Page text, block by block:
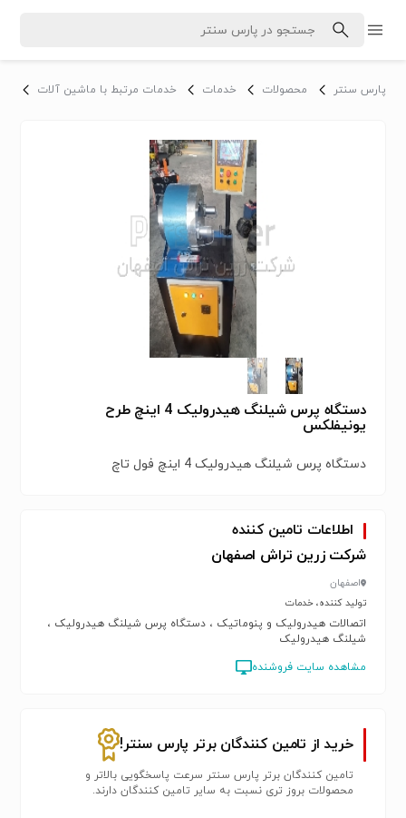
پارس سنتر محصولات خدمات خدمات مرتبط با ماشین آلات
دستگاه پرس شیلنگ هیدرولیک 4 اینچ طرح
یونیفلکس
دستگاه پرس شیلنگ هیدرولیک 4 اینچ فول تاچ
اطلاعات تامین کننده
شرکت زرین تراش اصفهان
اصفهان
تولید کننده، خدمات
اتصالات هیدرولیک و پنوماتیک ، دستگاه پرس شیلنگ هیدرولیک ،
شیلنگ هیدرولیک
مشاهده سایت فروشنده
خرید از تامین کنندگان برتر پارس سنتر!
تامین کنندگان برتر پارس سنتر سرعت پاسخگویی بالاتر و
محصولات بروز تری نسبت به سایر تامین کنندگان دارند.